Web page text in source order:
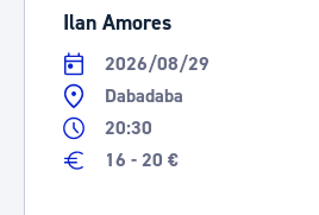
Ilan Amores
2026/08/29
Dabadaba
20:30
16 - 20 €